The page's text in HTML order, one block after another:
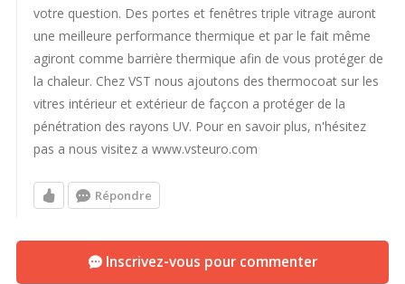
du low-e si nécessaire. Actuelement nous avons des fenêtres
régulières thermo sans low-e installées en 2018.
Merci pour vos conseils
Patrice
votre question. Des portes et fenêtres triple vitrage auront
une meilleure performance thermique et par le fait même
agiront comme barrière thermique afin de vous protéger de
la chaleur. Chez VST nous ajoutons des thermocoat sur les
vitres intérieur et extérieur de façcon a protéger de la
pénétration des rayons UV. Pour en savoir plus, n'hésitez
pas a nous visitez a www.vsteuro.com
Répondre
Inscrivez-vous pour commenter